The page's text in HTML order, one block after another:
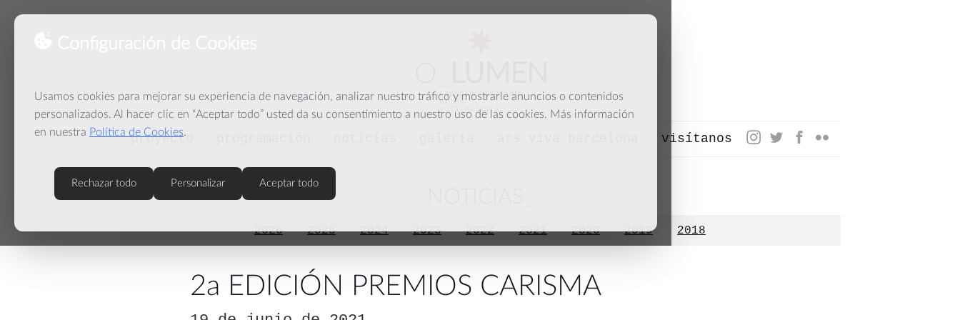
Usamos cookies para mejorar su experiencia de navegación, analizar nuestro tráfico y mostrarle anuncios o contenidos
personalizados. Al hacer clic en “Aceptar todo” usted da su consentimiento a nuestro uso de las cookies. Más información
en nuestra Política de Cookies.
Rechazar todo Personalizar Aceptar todo
espacio para las
artes
y la palabra
proyecto visítanos
2026 2025 2024 2023 2022 2021 2020 2019 2018
2a EDICIÓN PREMIOS CARISMA